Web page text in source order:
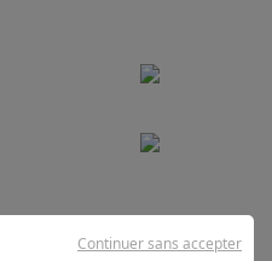
Continuer sans accepter